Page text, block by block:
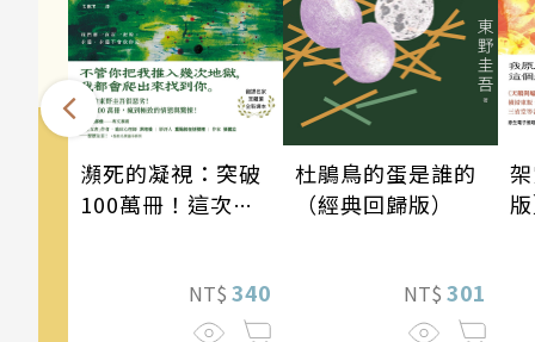
瀕死的凝視：突破
100萬冊！這次的
NT$ 340
杜鵑鳥的蛋是誰的
（經典回歸版）
NT$ 301